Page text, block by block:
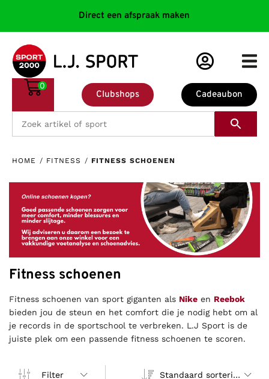
Direct een afspraak maken
Cadeaubon
Clubshops
0
HOME / FITNESS / FITNESS SCHOENEN
Fitness schoenen
Fitness schoenen van sport giganten als Nike en Reebok
bieden jou de steun en het comfort die je nodig hebt om al
je records in de sportschool te verbreken. L.J Sport is de
juiste plek om een passende fitness schoenen te scoren.
Filter Standaard sortering